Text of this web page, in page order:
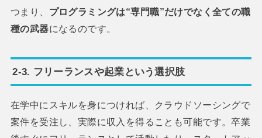
つまり、 プログラミングは“専門職”だけでなく全ての職
種の武器になるのです。
2-3. フリーランスや起業という選択肢
在学中にスキルを身につければ、クラウドソーシングで
案件を受注し、実際に収入を得ることも可能です。卒業